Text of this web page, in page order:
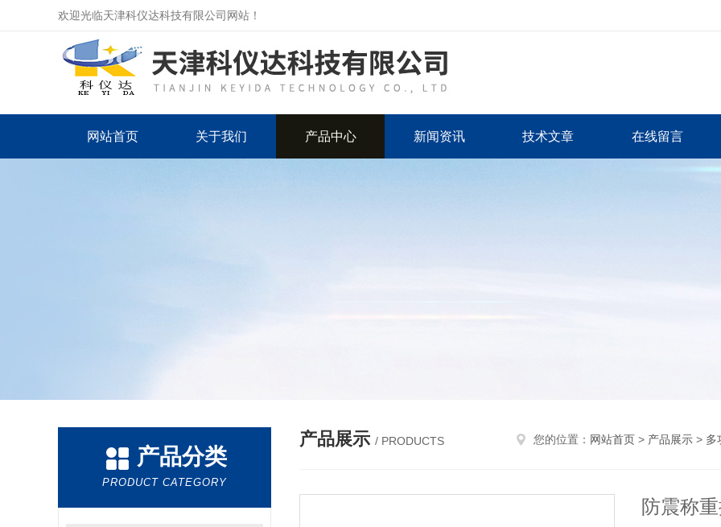
欢迎光临天津科仪达科技有限公司网站！
网站首页 关于我们 产品中心 新闻资讯 技术文章 在线留言
产品分类
PRODUCT CATEGORY
产品展示 / PRODUCTS 您的位置： 网站首页 > 产品展示 > 多
防震称